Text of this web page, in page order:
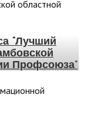
“Лучший
Профсоюза”